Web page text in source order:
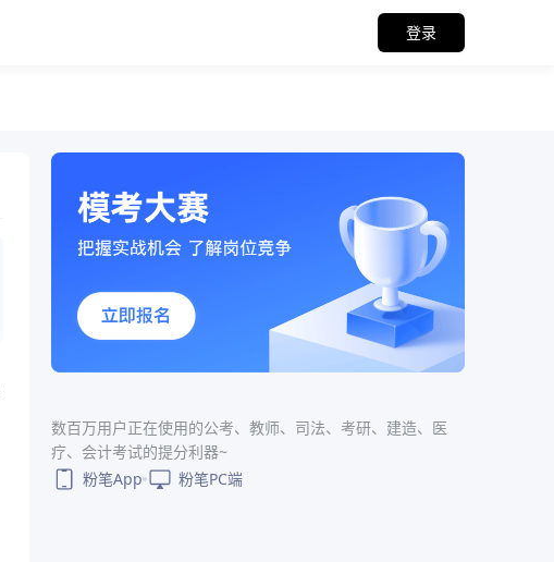
登录
数百万用户正在使用的公考、教师、司法、考研、建造、医
疗、会计考试的提分利器~
粉笔App
粉笔PC端